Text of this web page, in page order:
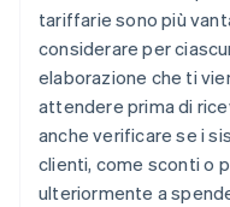
tariffarie sono più
considerare per
elaborazione che ti
attendere prima di
anche verificare se i
clienti, come sconti o
ulteriormente a